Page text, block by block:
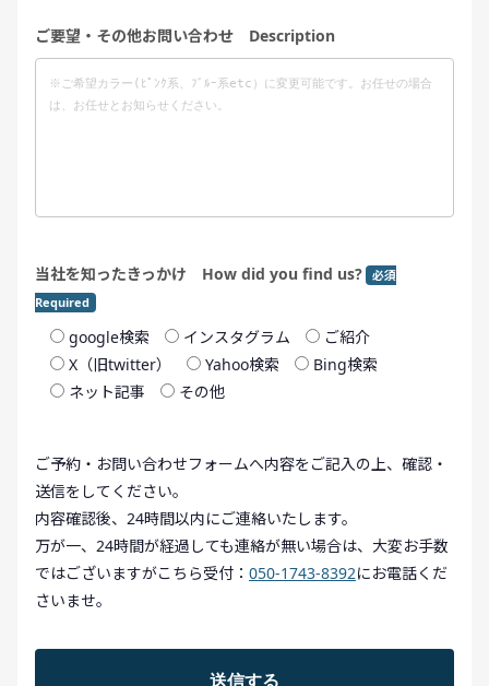
ご要望・その他お問い合わせ Description
当社を知ったきっかけ How did you find us? 必須
Required
google検索 インスタグラム
ご紹介
X（旧twitter）
Yahoo検索
Bing検索
ネット記事
その他
ご予約・お問い合わせフォームへ内容をご記入の上、確認・
送信をしてください。
内容確認後、24時間以内にご連絡いたします。
万が一、24時間が経過しても連絡が無い場合は、大変お手数
ではございますがこちら受付： 050-1743-8392にお電話くだ
さいませ。